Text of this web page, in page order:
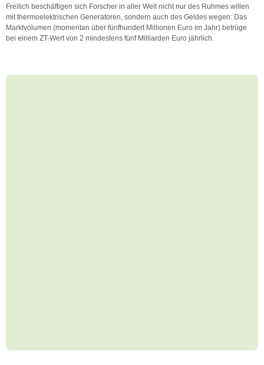
Freilich beschäftigen sich Forscher in aller Welt nicht nur des Ruhmes willen
mit thermoelektrischen Generatoren, sondern auch des Geldes wegen: Das
Marktvolumen (momentan über fünfhundert Millionen Euro im Jahr) betrüge
bei einem ZT-Wert von 2 mindestens fünf Milliarden Euro jährlich.